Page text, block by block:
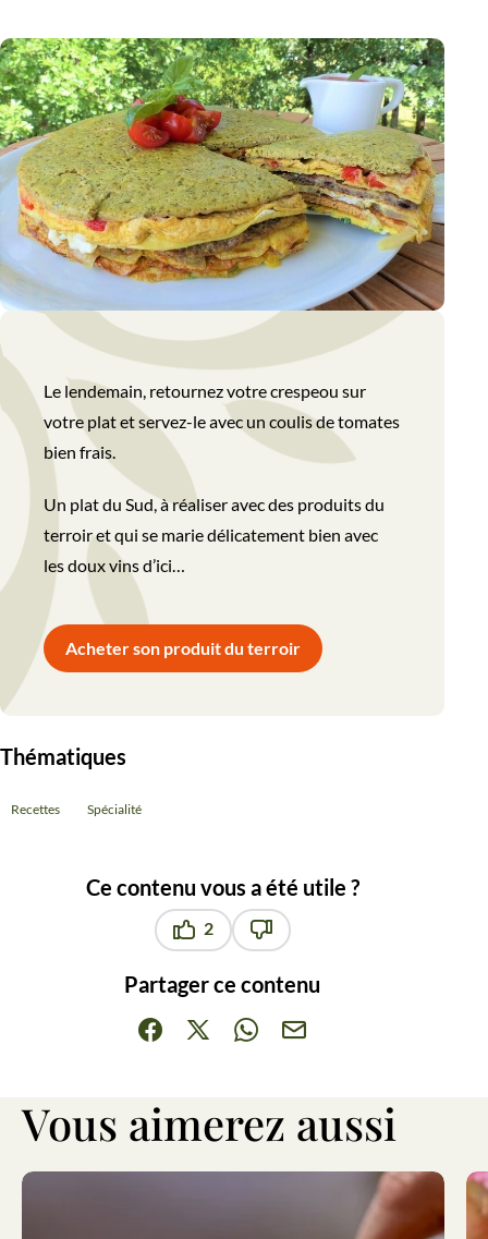
Le lendemain, retournez votre crespeou sur
votre plat et servez-le avec un coulis de tomates
bien frais.
Un plat du Sud, à réaliser avec des produits du
terroir et qui se marie délicatement bien avec
les doux vins d’ici…
Acheter son produit du terroir
Thématiques
Recettes Spécialité
Ce contenu vous a été utile ?
2
Partager ce contenu
Partager sur Facebook (nouvelle fenêtre)
Partager sur X / Twitter (nouvelle
Partager sur WhatsApp
Partager par mail
Vous aimerez aussi